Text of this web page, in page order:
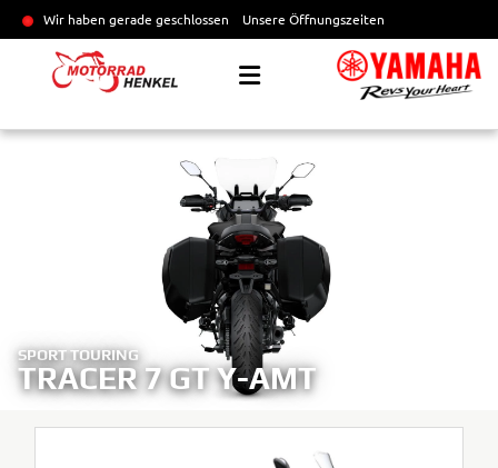
Wir haben gerade geschlossen Unsere Öffnungszeiten
SPORT TOURING
TRACER 7 GT Y-AMT